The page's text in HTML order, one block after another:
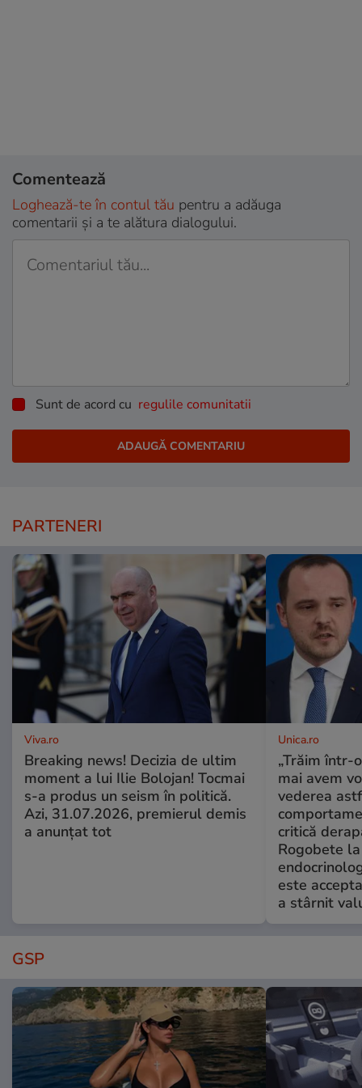
Comentează
Loghează-te în contul tău pentru a adăuga
comentarii și a te alătura dialogului.
Sunt de acord cu regulile comunitatii
PARTENERI
Viva.ro
Breaking news! Decizia de ultim
moment a lui Ilie Bolojan! Tocmai
s-a produs un seism în politică.
Azi, 31.07.2026, premierul demis
a anunțat tot
Unica.ro
„Trăim într-
mai avem
vederea
critică
Rogobete
este
a stârnit
GSP